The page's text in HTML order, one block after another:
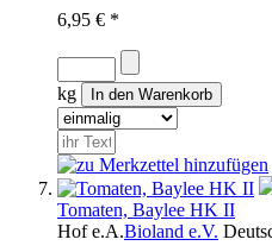
6,95 € *
kg
Tomaten, Baylee HK II
Hof e.A.Bioland e.V.